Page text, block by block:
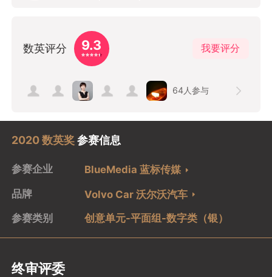
数英评分 9.3 我要评分
64人参与
2020 数英奖参赛信息
参赛企业
BlueMedia 蓝标传媒
品牌
Volvo Car 沃尔沃汽车
参赛类别
创意单元-平面组-数字类（银）
终审评委